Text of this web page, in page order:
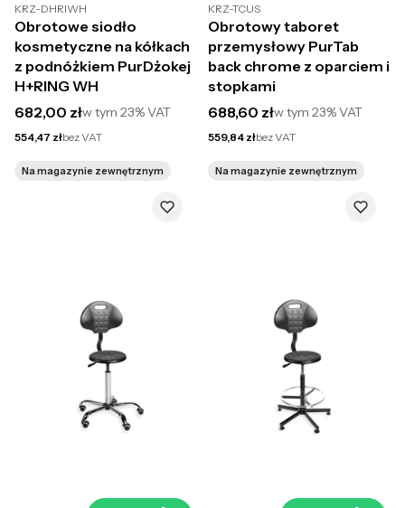
KRZ-DHRIWH
Obrotowe siodło
kosmetyczne na kółkach
z podnóżkiem PurDżokej
H+RING WH
Cena brutto
682,00 złw tym 23%VAT
Cena netto
554,47 złbez VAT
Na magazynie zewnętrznym
KRZ-TCUS
Obrotowy taboret
przemysłowy PurTab
back chrome z oparciem i
stopkami
Cena brutto
688,60 złw tym23%VAT
Cena netto
559,84 złbez VAT
Na magazynie zewnętrznym